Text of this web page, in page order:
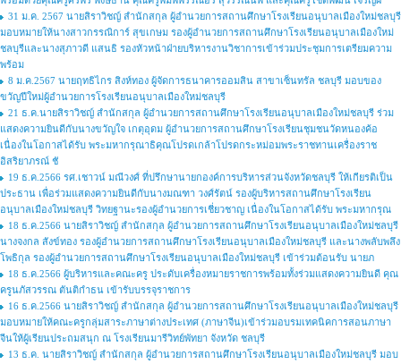
31 ม.ค. 2567 นายสิราวิชญ์ สำนักสกุล ผู้อำนวยการสถานศึกษาโรงเรียนอนุบาลเมืองใหม่ชลบุรี
มอบหมายให้นางสาวกรรณิการ์ สุขเกษม รองผู้อำนวยการสถานศึกษาโรงเรียนอนุบาลเมืองใหม่
ชลบุรีและนางสุภาวดี แสนธิ รองหัวหน้าฝ่ายบริหารงานวิชาการเข้าร่วมประชุมการเตรียมความ
พร้อม
8 ม.ค.2567 นายฤทธิไกร สิงห์ทอง ผู้จัดการธนาคารออมสิน สาขาเซ็นทรัล ชลบุรี มอบของ
ขวัญปีใหม่ผู้อำนวยการโรงเรียนอนุบาลเมืองใหม่ชลบุรี
21 ธ.ค.นายสิราวิชญ์ สำนักสกุล ผู้อำนวยการสถานศึกษาโรงเรียนอนุบาลเมืองใหม่ชลบุรี ร่วม
แสดงความยินดีกับนางขวัญใจ เกตุอุดม ผู้อำนวยการสถานศึกษาโรงเรียนชุมชนวัดหนองค้อ
เนื่องในโอกาสได้รับ พระมหากรุณาธิคุณโปรดเกล้าโปรดกระหม่อมพระราชทานเครื่องราช
อิสริยาภรณ์ ชั
19 ธ.ค.2566 รศ.เชาวน์ มณีวงศ์ ที่ปรึกษานายกองค์การบริหารส่วนจังหวัดชลบุรี ให้เกียรติเป็น
ประธาน เพื่อร่วมแสดงความยินดีกับนางมณฑา วงศ์รัตน์ รองผู้บริหารสถานศึกษาโรงเรียน
อนุบาลเมืองใหม่ชลบุรี วิทยฐานะรองผู้อำนวยการเชี่ยวชาญ เนื่องในโอกาสได้รับ พระมหากรุณ
18 ธ.ค.2566 นายสิราวิชญ์ สำนักสกุล ผู้อำนวยการสถานศึกษาโรงเรียนอนุบาลเมืองใหม่ชลบุรี
นางจงกล สังข์ทอง รองผู้อำนวยการสถานศึกษาโรงเรียนอนุบาลเมืองใหม่ชลบุรี และนางพลับพลึง
โพธิกุล รองผู้อำนวยการสถานศึกษาโรงเรียนอนุบาลเมืองใหม่ชลบุรี เข้าร่วมต้อนรับ นายภ
18 ธ.ค.2566 ผู้บริหารและคณะครู ประดับเครื่องหมายราชการพร้อมทั้งร่วมแสดงความยินดี คุณ
ครูนภัสวรรณ ตันติกำธน เข้ารับบรรจุราชการ
16 ธ.ค.2566 นายสิราวิชญ์ สำนักสกุล ผู้อำนวยการสถานศึกษาโรงเรียนอนุบาลเมืองใหม่ชลบุรี
มอบหมายให้คณะครูกลุ่มสาระภาษาต่างประเทศ (ภาษาจีน)เข้าร่วมอบรมเทคนิคการสอนภาษา
จีนให้ผู้เรียนประถมสนุก ณ โรงเรียนมารีวิทย์พัทยา จังหวัด ชลบุรี
13 ธ.ค. นายสิราวิชญ์ สำนักสกุล ผู้อำนวยการสถานศึกษาโรงเรียนอนุบาลเมืองใหม่ชลบุรี มอบ